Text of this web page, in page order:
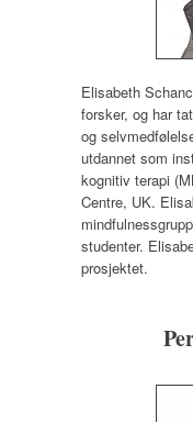
Elisabeth
forsker, og har
og
utdannet som
kognitiv terapi
Centre, UK.
studenter.
prosjektet.